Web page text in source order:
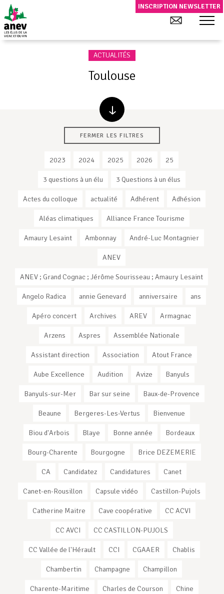
INSCRIPTION NEWSLETTER
ACTUALITÉS
Toulouse
FERMER LES FILTRES
2023 2024 2025 2026 25
3 questions à un élu 3 Questions à un élus
Actes du colloque actualité Adhérent Adhésion
Aléas climatiques Alliance France Tourisme
Amaury Lesaint Ambonnay André-Luc Montagnier
ANEV
ANEV ; Grand Cognac ; Jérôme Sourisseau ; Amaury Lesaint
Angelo Radica annie Genevard anniversaire ans
Apéro concert Archives AREV Armagnac
Arzens Aspres Assemblée Nationale
Assistant direction Association Atout France
Aube Excellence Audition Avize Banyuls
Banyuls-sur-Mer Bar sur seine Baux-de-Provence
Beaune Bergeres-Les-Vertus Bienvenue
Biou d'Arbois Blaye Bonne année Bordeaux
Bourg-Charente Bourgogne Brice DEZEMERIE
CA Candidatez Candidatures Canet
Canet-en-Rousillon Capsule vidéo Castillon-Pujols
Catherine Maitre Cave coopérative CC ACVI
CC AVCI CC CASTILLON-PUJOLS
CC Vallée de l'Hérault CCI CGAAER Chablis
Chambertin Champagne Champillon
Charente-Maritime Charles de Courson Chine